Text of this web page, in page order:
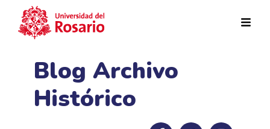
Blog Archivo
Histórico